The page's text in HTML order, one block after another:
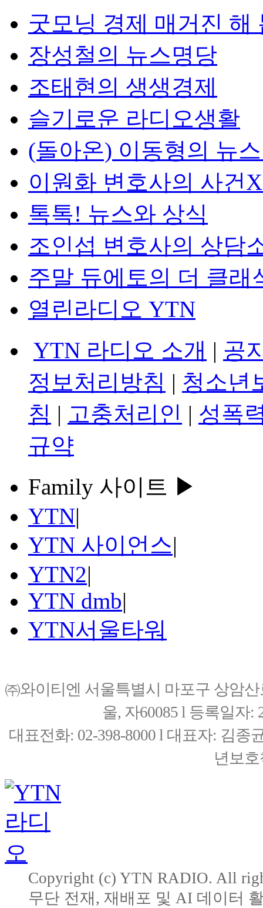
굿모닝 경제 매거진 해
장성철의 뉴스명당
조태현의 생생경제
슬기로운 라디오생활
(돌아온) 이동형의 뉴
이원화 변호사의 사건
톡톡! 뉴스와 상식
조인섭 변호사의 상담
주말 듀에토의 더 클래
열린라디오 YTN
YTN 라디오 소개 | 공
정보처리방침 | 청소년
침 | 고충처리인 | 성폭
규약
Family 사이트 ▶
YTN|
YTN 사이언스|
YTN2|
YTN dmb|
YTN서울타워
㈜와이티엔 서울특별시 마포구 상암
울, 자60085 l 등록일자:
대표전화: 02-398-8000 l 대표자: 김종
년보
Copyright (c) YTN RADIO. All
무단 전재, 재배포 및 AI 데이터